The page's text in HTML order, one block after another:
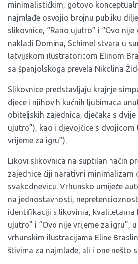
minimalističkim, gotovo
najmlađe osvojio brojnu publiku
slikovnice, “Rano ujutro” i “Ovo nije
nakladi Domina, Schimel stvara u
latvijskom ilustratoricom Elinom
sa španjolskoga prevela Nikolina
Slikovnice predstavljaju krajnje
djece i njihovih kućnih ljubimaca
obiteljskih zajednica, dječaka s dvije
ujutro”), kao i djevojčice s dvojicom
vrijeme za igru”).
Likovi slikovnica na suptilan način
zajednice čiji narativni minimalizam
svakodnevicu. Vrhunsko umijeće
na jednostavnosti,
identifikaciji s likovima, kvalitetama
ujutro” i “Ovo nije vrijeme za igru”,
vrhunskim ilustracijama Eline
štivima za najmlađe, ali i one nešto